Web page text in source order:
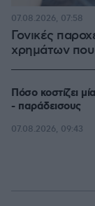
Γονικές
χρημάτων
07.08.2026, 07:58
Πόσο κοστίζει
- παράδεισους
07.08.2026, 09:43